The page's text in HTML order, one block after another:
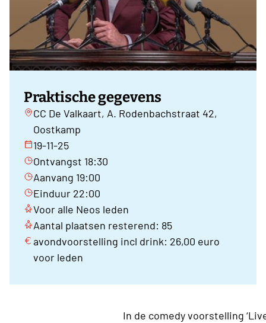
Praktische gegevens
CC De Valkaart, A. Rodenbachstraat 42,
Oostkamp
19-11-25
Ontvangst 18:30
Aanvang 19:00
Einduur 22:00
Voor alle Neos leden
Aantal plaatsen resterend: 85
avondvoorstelling incl drink: 26,00 euro
voor leden
In de comedy voorstelling